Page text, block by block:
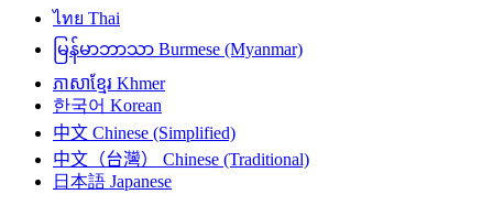
ไทย Thai
မြန်မာဘာသာ Burmese (Myanmar)
ភាសាខ្មែរ Khmer
한국어 Korean
中文 Chinese (Simplified)
中文（台灣）
Chinese (Traditional)
日本語 Japanese